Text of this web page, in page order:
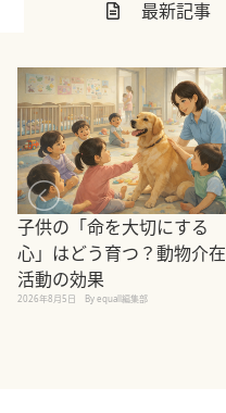
最新記事
子供の「命を大切にする
心」はどう育つ？動物介在
活動の効果
2026年8月5日 By equall編集部